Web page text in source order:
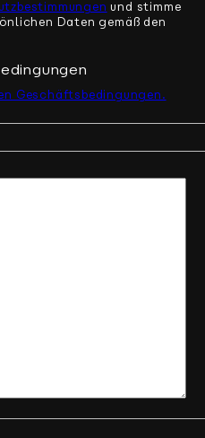
und stimme
Daten gemäß den
Geschäftsbedingungen.